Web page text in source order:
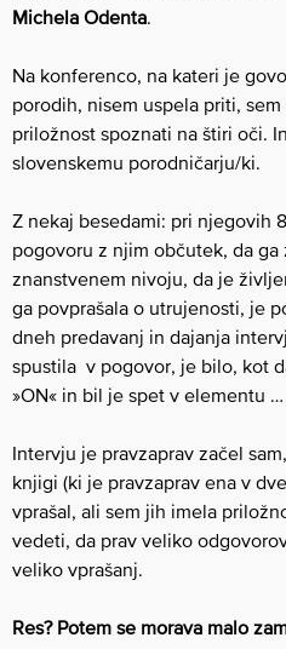
Michela Odenta.
Na konferenco, na kateri je
porodih, nisem uspela priti,
priložnost spoznati na štiri oči.
slovenskemu porodničarju/ki.
Z nekaj besedami: pri njegovih
pogovoru z njim občutek, da ga
znanstvenem nivoju, da je
ga povprašala o utrujenosti, je
dneh predavanj in dajanja
spustila v pogovor, je bilo, kot
»ON« in bil je spet v elementu …
Intervju je pravzaprav začel
knjigi (ki je pravzaprav ena v
vprašal, ali sem jih imela
vedeti, da prav veliko
veliko vprašanj.
Res? Potem se morava malo